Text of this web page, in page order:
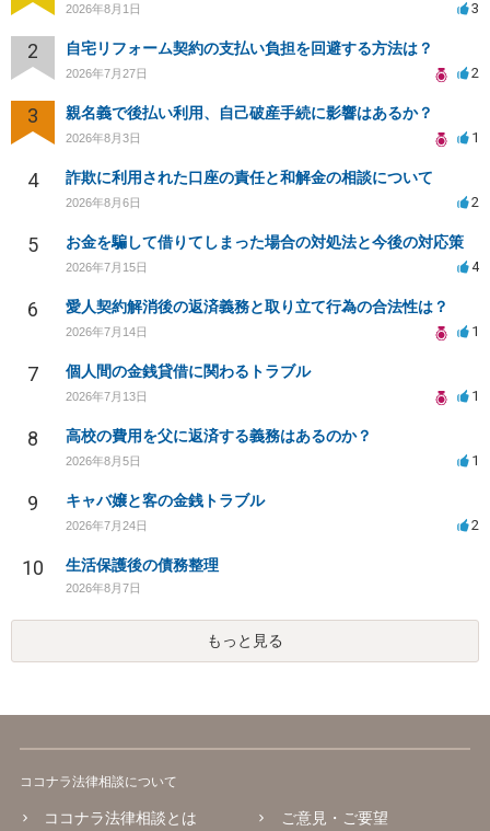
2026年8月1日 3
2 自宅リフォーム契約の支払い負担を回避する方法は？
2026年7月27日 2
3 親名義で後払い利用、自己破産手続に影響はあるか？
2026年8月3日 1
4 詐欺に利用された口座の責任と和解金の相談について
2026年8月6日 2
5 お金を騙して借りてしまった場合の対処法と今後の対応策
2026年7月15日 4
6 愛人契約解消後の返済義務と取り立て行為の合法性は？
2026年7月14日 1
7 個人間の金銭貸借に関わるトラブル
2026年7月13日 1
8 高校の費用を父に返済する義務はあるのか？
2026年8月5日 1
9 キャバ嬢と客の金銭トラブル
2026年7月24日 2
10 生活保護後の債務整理
2026年8月7日
もっと見る
ココナラ法律相談について
ココナラ法律相談とは ご意見・ご要望